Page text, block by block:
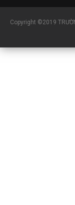
Copyright ©2019